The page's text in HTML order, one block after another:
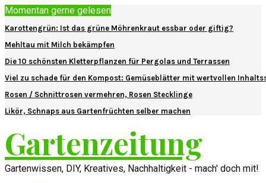
Momentan gerne gelesen
Karottengrün: Ist das grüne Möhrenkraut essbar oder giftig?
Mehltau mit Milch bekämpfen
Die 10 schönsten Kletterpflanzen für Pergolas und Terrassen
Viel zu schade für den Kompost: Gemüseblätter mit wertvollen
Rosen / Schnittrosen vermehren, Rosen Stecklinge
Likör, Schnaps aus Gartenfrüchten selber machen
Gartenzeitung
Gartenwissen, DIY, Kreatives, Nachhaltigkeit - mach' doch mit!